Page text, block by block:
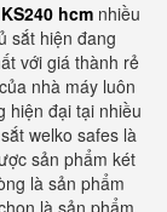
hcm nhiều
sắt hiện đang
với giá thành rẻ
nhà máy luôn
hiện đại tại nhiều
welko safes là
sản phẩm két
là sản phẩm
là sản phẩm